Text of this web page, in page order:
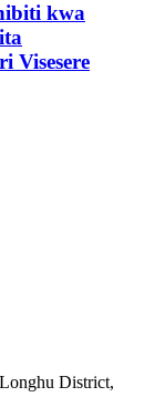
kwa
Visesere
District,